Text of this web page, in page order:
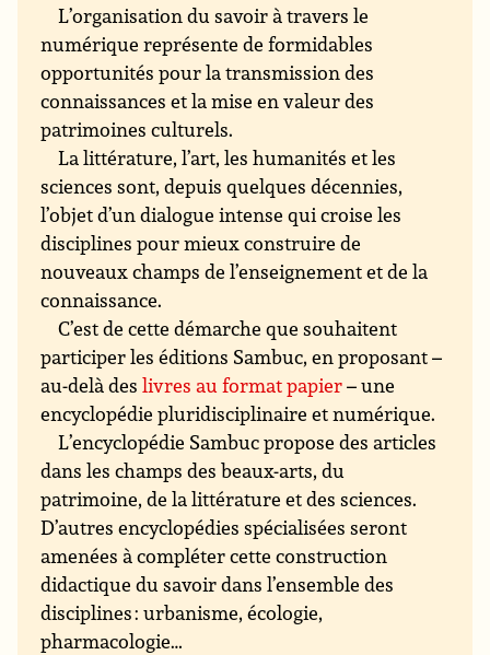
L’organisation du savoir à travers le
numérique représente de formidables
opportunités pour la transmission des
connaissances et la mise en valeur des
patrimoines culturels.
La littérature, l’art, les humanités et les
sciences sont, depuis quelques décennies,
l’objet d’un dialogue intense qui croise les
disciplines pour mieux construire de
nouveaux champs de l’enseignement et de la
connaissance.
C’est de cette démarche que souhaitent
participer les éditions Sambuc, en proposant –
au-delà deslivres au format papier– une
encyclopédie pluridisciplinaire et numérique.
L’encyclopédie Sambuc propose des articles
dans les champs des beaux-arts, du
patrimoine, de la littérature et des sciences.
D’autres encyclopédies spécialisées seront
amenées à compléter cette construction
didactique du savoir dans l’ensemble des
disciplines : urbanisme, écologie,
pharmacologie…